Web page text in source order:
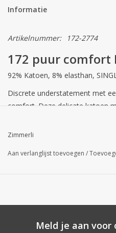
Informatie
Artikelnummer: 172-2774
172 puur comfort
92% Katoen, 8% elasthan,
Discrete understatement met
comfort. Deze delicate katoen
onder de kleding.
Zimmerli
Aan verlanglijst toevoegen /
Meld je aan voor